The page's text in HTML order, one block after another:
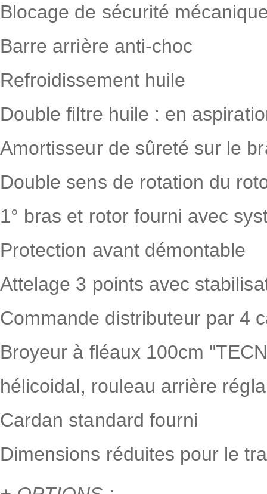
Blocage de sécurité
Barre arrière anti-choc
Refroidissement huile
Double filtre huile : en
Amortisseur de sûreté sur le
Double sens de rotation du
1° bras et rotor fourni avec
Protection avant démontable
Attelage 3 points avec
Commande distributeur par 4
Broyeur à fléaux 100cm
hélicoidal, rouleau arrière
Cardan standard fourni
Dimensions réduites pour le